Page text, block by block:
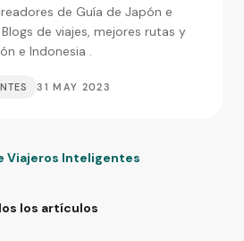
de Guía de Japón e
de viajes, mejores rutas y
e Indonesia .
31 MAY 2023
Viajeros Inteligentes
los artículos